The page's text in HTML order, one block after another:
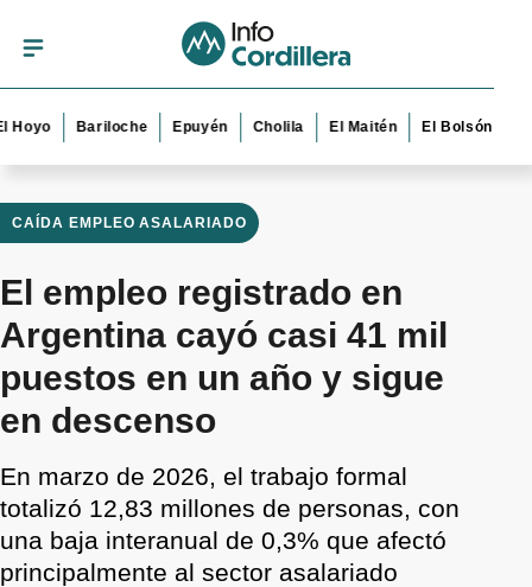
Bariloche Epuyén Cholila El Maitén El Bolsón Esquel
CAÍDA EMPLEO ASALARIADO
El empleo registrado en
Argentina cayó casi 41 mil
puestos en un año y sigue
en descenso
En marzo de 2026, el trabajo formal
totalizó 12,83 millones de personas, con
una baja interanual de 0,3% que afectó
principalmente al sector asalariado